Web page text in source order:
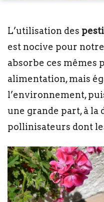
L’utilisation des
est nocive pour
absorbe ces mêmes
alimentation, mais
l’environnement,
une grande part, à la
pollinisateurs dont